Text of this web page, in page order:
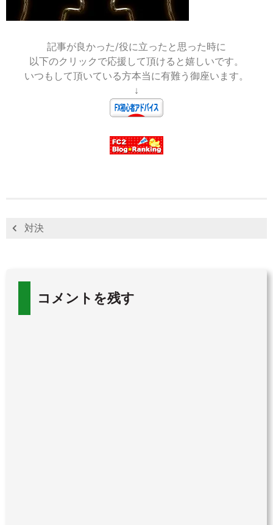
記事が良かった/役に立ったと思った時に
以下のクリックで応援して頂けると嬉しいです。
いつもして頂いている方本当に有難う御座います。
↓
対決
コメントを残す